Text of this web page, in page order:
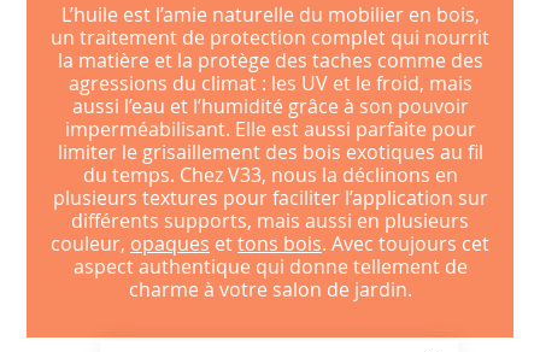
L’huile est l’amie naturelle du mobilier en bois,
un traitement de protection complet qui nourrit
la matière et la protège des taches comme des
agressions du climat : les UV et le froid, mais
aussi l’eau et l’humidité grâce à son pouvoir
imperméabilisant. Elle est aussi parfaite pour
limiter le grisaillement des bois exotiques au fil
du temps. Chez V33, nous la déclinons en
plusieurs textures pour faciliter l’application sur
différents supports, mais aussi en plusieurs
couleur, opaques ettons bois. Avec toujours cet
aspect authentique qui donne tellement de
charme à votre salon de jardin.